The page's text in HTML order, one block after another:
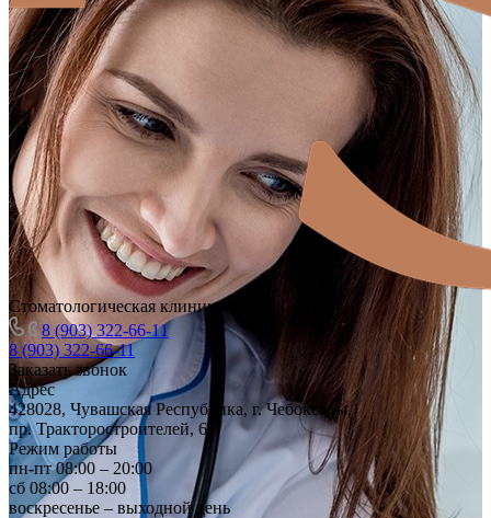
Стоматологическая клиника
8 (903) 322-66-11
8 (903) 322-66-11
Заказать звонок
Адрес
428028, Чувашская Республика, г. Чебоксары,
пр. Тракторостроителей, 64
Режим работы
пн-пт 08:00 – 20:00
сб 08:00 – 18:00
воскресенье – выходной день